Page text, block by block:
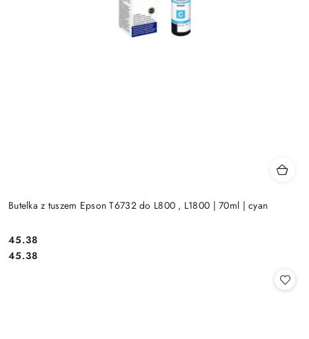
Butelka z tuszem Epson T6732 do L800 , L1800 | 70ml | cyan
Cena:
45.38
Cena:
45.38